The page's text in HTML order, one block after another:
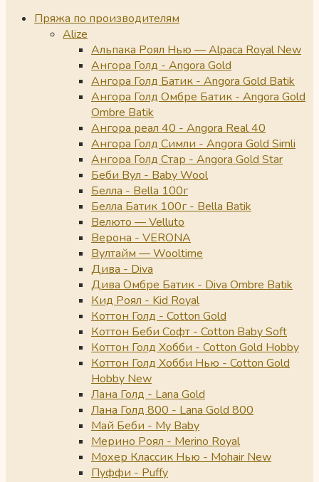
Пряжа по производителям
Alize
Альпака Роял Нью — Alpaca Royal New
Ангора Голд - Angora Gold
Ангора Голд Батик - Angora Gold Batik
Ангора Голд Омбре Батик - Angora Gold
Ombre Batik
Ангора реал 40 - Angora Real 40
Ангора Голд Симли - Angora Gold Simli
Ангора Голд Стар - Angora Gold Star
Беби Вул - Baby Wool
Белла - Bella 100г
Белла Батик 100г - Bella Batik
Велюто — Velluto
Верона - VERONA
Вултайм — Wooltime
Дива - Diva
Дива Омбре Батик - Diva Ombre Batik
Кид Роял - Kid Royal
Коттон Голд - Cotton Gold
Коттон Беби Софт - Cotton Baby Soft
Коттон Голд Хобби - Cotton Gold Hobby
Коттон Голд Хобби Нью - Cotton Gold
Hobby New
Лана Голд - Lana Gold
Лана Голд 800 - Lana Gold 800
Май Беби - My Baby
Мерино Роял - Merino Royal
Мохер Классик Нью - Mohair New
Пуффи - Puffy